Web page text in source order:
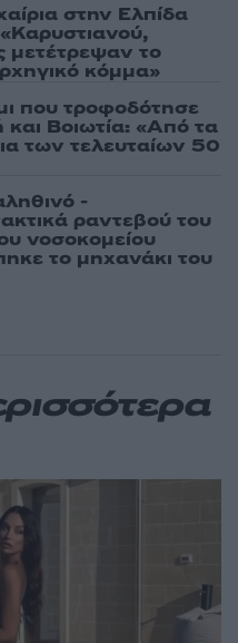
στην Ελπίδα
μετέτρεψαν το
κόμμα»
που τροφοδότησε
και Βοιωτία: «Από τα
των τελευταίων 50
-
ραντεβού του
νοσοκομείου
το μηχανάκι του